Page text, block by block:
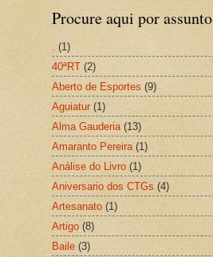
Procure aqui por assunto
(1)
40ªRT (2)
Aberto de Esportes (9)
Aguiatur (1)
Alma Gauderia (13)
Amaranto Pereira (1)
Análise do Livro (1)
Aniversario dos CTGs (4)
Artesanato (1)
Artigo (8)
Baile (3)